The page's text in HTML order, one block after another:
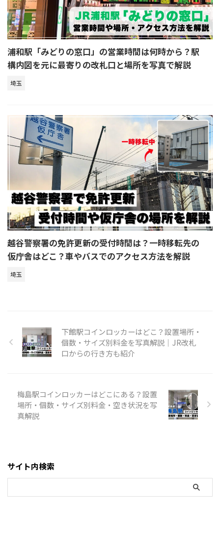
浦和駅「みどりの窓口」の営業時間は何時から？駅
構内図を元に最寄りの改札口と場所を写真で解説
埼玉
越谷警察署の免許更新の受付時間は？一時移転先の
仮庁舎はどこ？車やバスでのアクセス方法を解説
埼玉
下館駅コインロッカーはどこ？設置場所・
個数・サイズ別料金を写真解説｜JR改札
口からの行き方も紹介
梅島駅コインロッカーはどこにある？設置
場所・個数・サイズ別料金・空き状況を写
真解説
サイト内検索